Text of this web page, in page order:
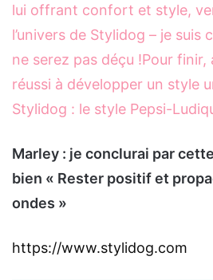
lui offrant confort et style,
l’univers de Stylidog – je suis
ne serez pas déçu !Pour finir,
réussi à développer un style
Stylidog : le style Pepsi-
Marley : je conclurai par
bien « Rester positif et
ondes »
https://www.stylidog.com